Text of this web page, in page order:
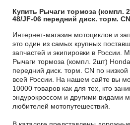
Купить Рычаги тормоза (компл.
48/JF-06 передний диск. торм. CN
Интернет-магазин мотоциклов и
это один из самых крупных
запчастей и экипировки в России.
Рычаги тормоза (компл. 2шт)
передний диск. торм. CN по
всей России. На нашем сайте вы
10000 товаров как для тех, кто
эндурокроссом и другими видами
любителей мотопутешествий.